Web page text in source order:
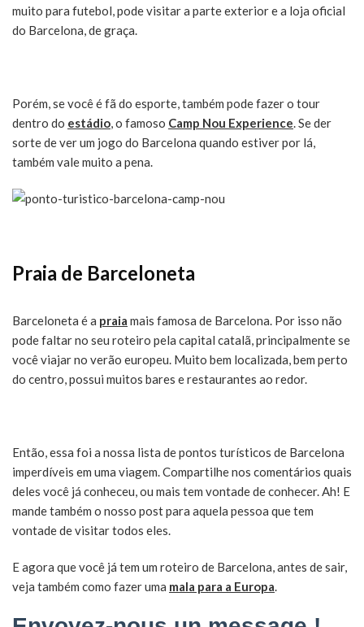
muito para futebol, pode visitar a parte exterior e a loja oficial
do Barcelona, de graça.
Porém, se você é fã do esporte, também pode fazer o tour
dentro do estádio, o famoso Camp Nou Experience. Se der
sorte de ver um jogo do Barcelona quando estiver por lá,
também vale muito a pena.
Praia de Barceloneta
Barceloneta é a praia mais famosa de Barcelona. Por isso não
pode faltar no seu roteiro pela capital catalã, principalmente se
você viajar no verão europeu. Muito bem localizada, bem perto
do centro, possui muitos bares e restaurantes ao redor.
Então, essa foi a nossa lista de pontos turísticos de Barcelona
imperdíveis em uma viagem. Compartilhe nos comentários quais
deles você já conheceu, ou mais tem vontade de conhecer. Ah! E
mande também o nosso post para aquela pessoa que tem
vontade de visitar todos eles.
E agora que você já tem um roteiro de Barcelona, antes de sair,
veja também como fazer uma mala para a Europa.